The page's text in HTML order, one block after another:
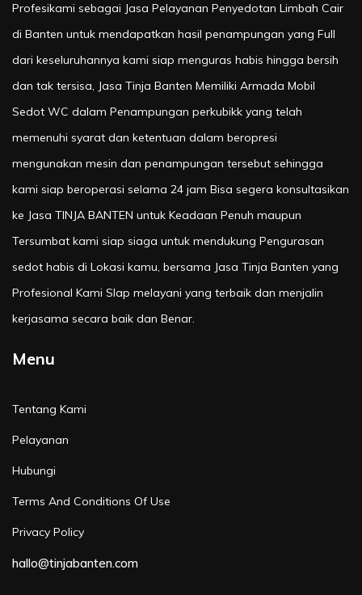
Profesikami sebagai Jasa Pelayanan Penyedotan Limbah Cair
di Banten untuk mendapatkan hasil penampungan yang Full
dari keseluruhannya kami siap menguras habis hingga bersih
dan tak tersisa, Jasa Tinja Banten Memiliki Armada Mobil
Sedot WC dalam Penampungan perkubikk yang telah
memenuhi syarat dan ketentuan dalam beropresi
mengunakan mesin dan penampungan tersebut sehingga
kami siap beroperasi selama 24 jam Bisa segera konsultasikan
ke Jasa TINJA BANTEN untuk Keadaan Penuh maupun
Tersumbat kami siap siaga untuk mendukung Pengurasan
sedot habis di Lokasi kamu, bersama Jasa Tinja Banten yang
Profesional Kami SIap melayani yang terbaik dan menjalin
kerjasama secara baik dan Benar.
Menu
Tentang Kami
Pelayanan
Hubungi
Terms And Conditions Of Use
Privacy Policy
hallo@tinjabanten.com